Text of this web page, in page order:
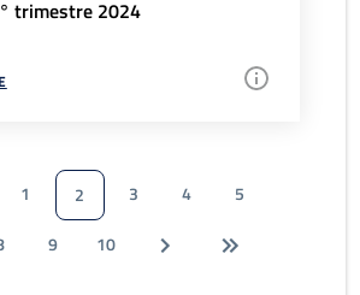
trimestre 2024
1 2 3 4
5
9 10